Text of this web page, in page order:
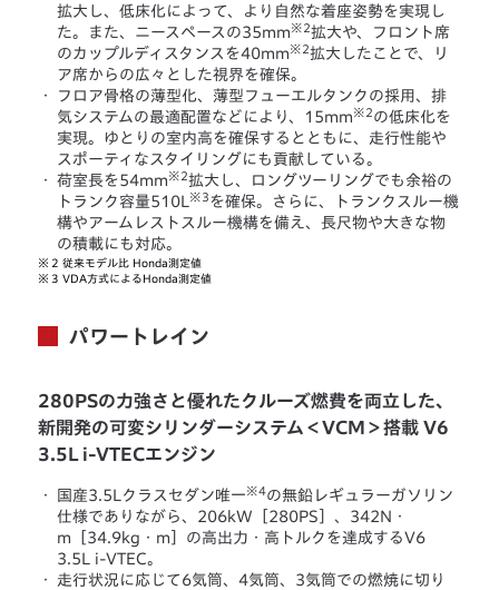
拡大し、低床化によって、より自然な着座姿勢を実現し
た。また、ニースペースの35mm ※2拡大や、フロント席
のカップルディスタンスを40mm ※2拡大したことで、リ
ア席からの広々とした視界を確保。
・
フロア骨格の薄型化、薄型フューエルタンクの採用、排
気システムの最適配置などにより、15mm ※2 の低床化を
実現。ゆとりの室内高を確保するとともに、走行性能や
スポーティなスタイリングにも貢献している。
・
荷室長を54mm ※2拡大し、ロングツーリングでも余裕の
トランク容量510L
※3 を確保。さらに、トランクスルー機
構やアームレストスルー機構を備え、長尺物や大きな物
の積載にも対応。
※ 2 従来モデル比 Honda測定値
※ 3 VDA方式によるHonda測定値
パワートレイン
280PSの力強さと優れたクルーズ燃費を両立した、
新開発の可変シリンダーシステム＜VCM＞搭載 V6
3.5L i-VTECエンジン
・ 国産3.5Lクラスセダン唯一 ※4の無鉛レギュラーガソリン
仕様でありながら、206kW［280PS］、342N・
m［34.9kg・m］の高出力・高トルクを達成するV6
3.5L i-VTEC。
・
走行状況に応じて6気筒、4気筒、3気筒での燃焼に切り